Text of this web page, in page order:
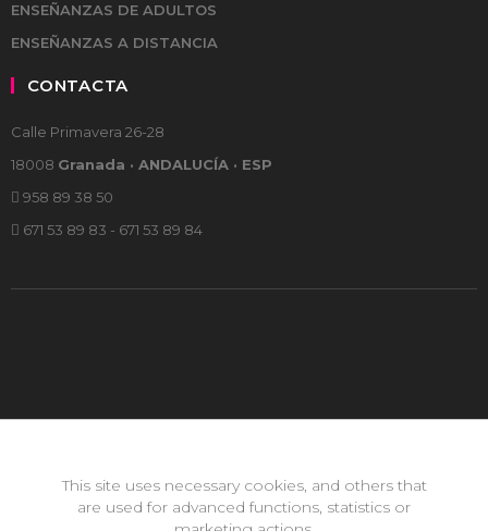
This site uses necessary cookies, and others that
are used for advanced functions, statistics or
ENSEÑANZAS DE ADULTOS
ENSEÑANZAS A DISTANCIA
CONTACTA
Calle Primavera 26-28
18008 Granada · ANDALUCÍA · ESP
958 89 38 50
671 53 89 83 - 671 53 89 84